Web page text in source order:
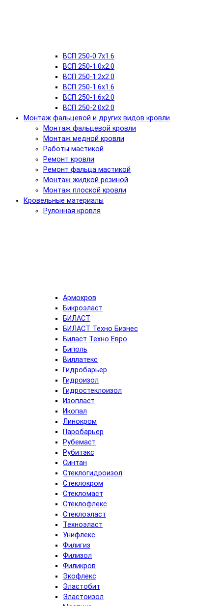
ВСП 250-0.7x1.6
ВСП 250-1.0x2.0
ВСП 250-1.2x2.0
ВСП 250-1.6x1.6
ВСП 250-1.6х2.0
ВСП 250-2.0x2.0
Монтаж фальцевой и других видов кровли
Монтаж фальцевой кровли
Монтаж медной кровли
Работы мастикой
Ремонт кровли
Ремонт фальца мастикой
Монтаж жидкой резиной
Монтаж плоской кровли
Кровельные материалы
Рулонная кровля
Армокров
Бикроэласт
БИЛАСТ
БИЛАСТ Техно Бизнес
Биласт Техно Евро
Биполь
Виллатекс
Гидробарьер
Гидроизол
Гидростеклоизол
Изопласт
Икопал
Линокром
Паробарьер
Рубемаст
Рубитэкс
Синтан
Стеклогидроизол
Стеклокром
Стекломаст
Стеклофлекс
Стеклоэласт
Техноэласт
Унифлекс
Филигиз
Филизол
Филикров
Экофлекс
Эластобит
Эластоизол